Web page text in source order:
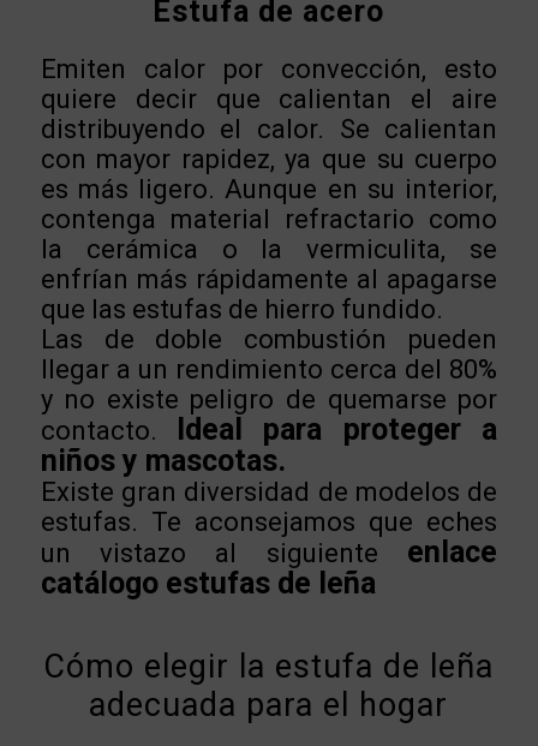
Estufa de acero
Emiten calor por convección, esto
quiere decir que calientan el aire
distribuyendo el calor. Se calientan
con mayor rapidez, ya que su cuerpo
es más ligero. Aunque en su interior,
contenga material refractario como
la cerámica o la vermiculita, se
enfrían más rápidamente al apagarse
que las estufas de hierro fundido.
Las de doble combustión pueden
llegar a un rendimiento cerca del 80%
y no existe peligro de quemarse por
contacto.
Ideal para proteger a
niños y mascotas.
Existe gran diversidad de modelos de
estufas. Te aconsejamos que eches
un vistazo al siguiente enlace
catálogo estufas de leña
Cómo elegir la estufa de leña
adecuada para el hogar